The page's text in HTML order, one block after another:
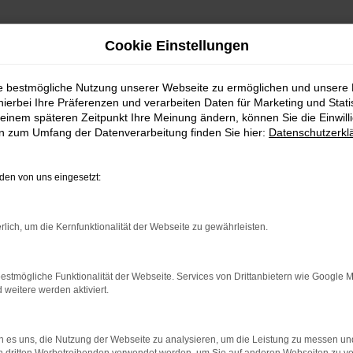
2 Möglichkeiten. Sehen Sie sich mit Klick auf „Unser
Probefahren. Oder Sie klicken auf den Button
können wir dann für Sie beschaffen. Wir freuen uns auf
Cookie Einstellungen
bestmögliche Nutzung unserer Webseite zu ermöglichen und unsere
Ihre Präferenzen und verarbeiten Daten für Marketing und
späteren Zeitpunkt Ihre Meinung ändern, können Sie die
zum Umfang der Datenverarbeitung finden Sie hier:
von uns eingesetzt:
um die Kernfunktionalität der Webseite zu gewährleisten.
Funktionalität der Webseite. Services von Drittanbietern wie Google
weitere werden aktiviert.
es uns, die Nutzung der Webseite zu analysieren, um die Leistung zu messen